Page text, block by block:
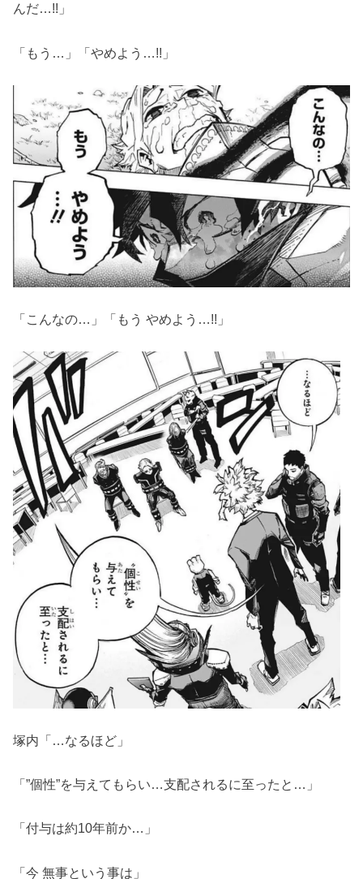
んだ…!!」
「もう…」「やめよう…!!」
「こんなの…」「もう やめよう…!!」
塚内「…なるほど」
「”個性”を与えてもらい…支配されるに至ったと…」
「付与は約10年前か…」
「今 無事という事は」